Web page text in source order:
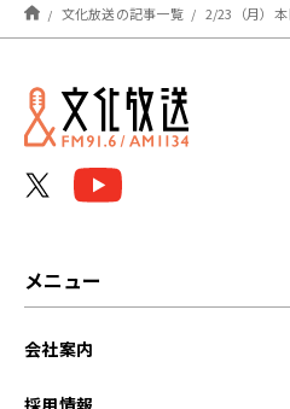
文化放送の記事一覧 2/23（月）本日のゲストはジャ
メニュー
会社案内
採用情報